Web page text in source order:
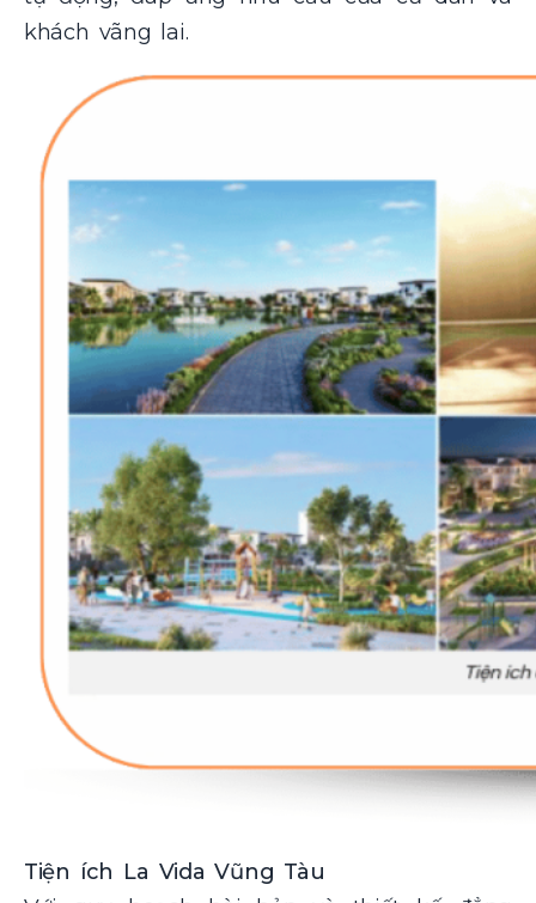
khách vãng lai.
Tiện ích La Vida Vũng Tàu